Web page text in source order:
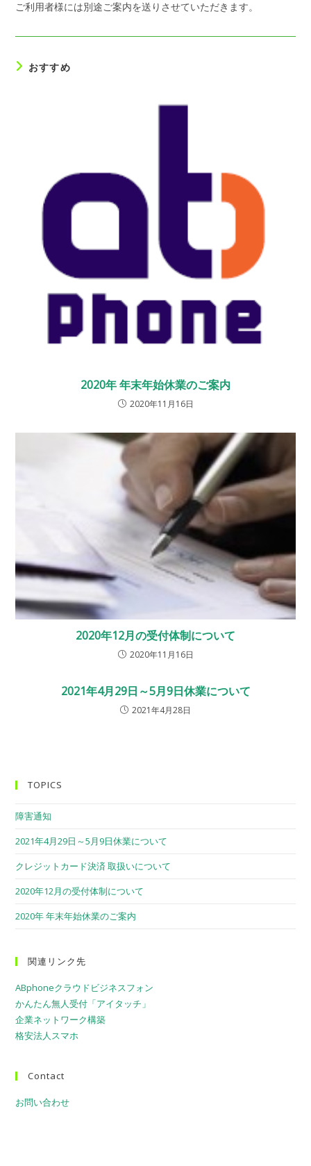
ご利用者様には別途ご案内を送りさせていただきます。
おすすめ
2020年 年末年始休業のご案内
2020年11月16日
2020年12月の受付体制について
2020年11月16日
2021年4月29日～5月9日休業について
2021年4月28日
TOPICS
障害通知
2021年4月29日～5月9日休業について
クレジットカード決済 取扱いについて
2020年12月の受付体制について
2020年 年末年始休業のご案内
関連リンク先
ABphoneクラウドビジネスフォン
かんたん無人受付「アイタッチ」
企業ネットワーク構築
格安法人スマホ
Contact
お問い合わせ